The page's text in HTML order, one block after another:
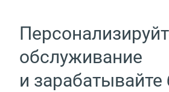
обслуживание
и